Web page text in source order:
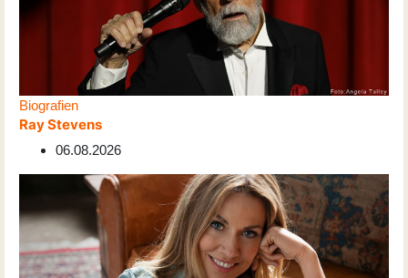
Biografien
Ray Stevens
06.08.2026